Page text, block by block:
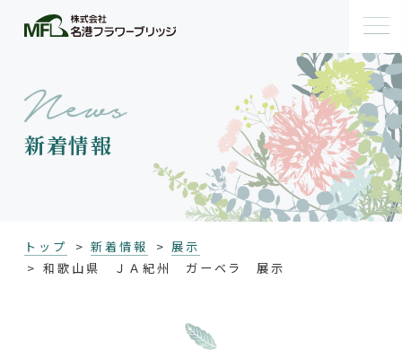
新着情報
トップ 新着情報
展示
和歌山県 ＪＡ紀州 ガーベラ 展示